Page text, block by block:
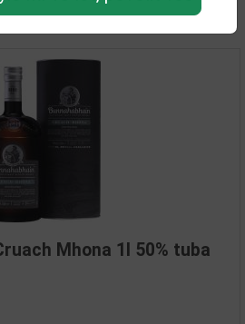
Mhona 1l 50% tuba